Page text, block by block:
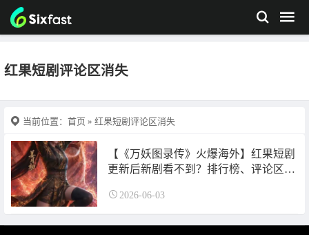
红果短剧评论区消失
当前位置： 首页 » 红果短剧评论区消失
【《万妖图录传》火爆海外】红果短剧
更新后新剧看不到？排行榜、评论区全
2026-06-03